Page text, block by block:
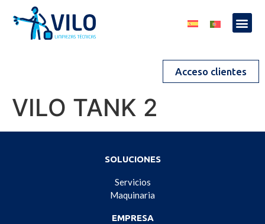
Acceso clientes
VILO TANK 2
SOLUCIONES
Servicios
Maquinaria
EMPRESA